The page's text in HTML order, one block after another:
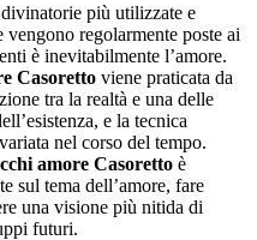
più utilizzate e
regolarmente poste ai
è inevitabilmente l’amore.
Casoretto viene praticata da
tra la realtà e una delle
e la tecnica
nel corso del tempo.
amore Casoretto è
sul tema dell’amore, fare
una visione più nitida di
futuri.